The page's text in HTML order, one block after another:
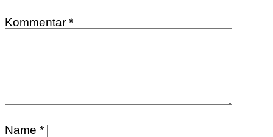
Kommentar *
Name *